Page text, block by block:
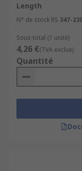
Length
N° de stock RS 347-
Sous-total (1 unité)
4,26 €(TVA exclue)
Quantité